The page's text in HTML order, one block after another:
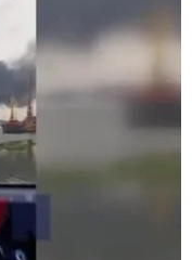
hội giúp du